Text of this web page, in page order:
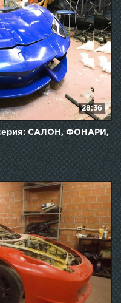
28:36
САЛОН, ФОНАРИ,